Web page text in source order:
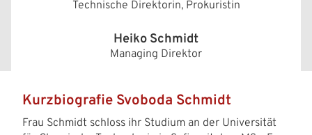
Technische Direktorin, Prokuristin
Heiko Schmidt
Managing Direktor
Kurzbiografie Svoboda Schmidt
Frau Schmidt schloss ihr Studium an der Universität